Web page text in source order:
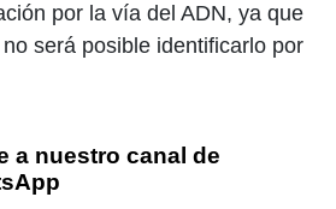
por la vía del ADN, ya que
será posible identificarlo por
a nuestro canal de